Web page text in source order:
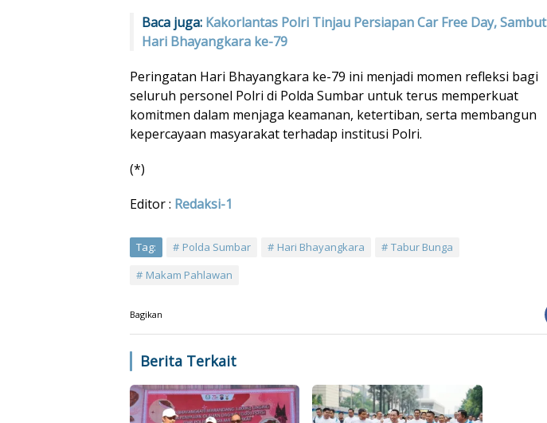
Baca juga: Kakorlantas Polri Tinjau Persiapan Car Free Day, Sambut
Hari Bhayangkara ke-79
Peringatan Hari Bhayangkara ke-79 ini menjadi momen refleksi bagi
seluruh personel Polri di Polda Sumbar untuk terus memperkuat
komitmen dalam menjaga keamanan, ketertiban, serta membangun
kepercayaan masyarakat terhadap institusi Polri.
(*)
Editor : Redaksi-1
Tag: Polda Sumbar Hari Bhayangkara
Tabur Bunga
Makam Pahlawan
Bagikan
Berita Terkait